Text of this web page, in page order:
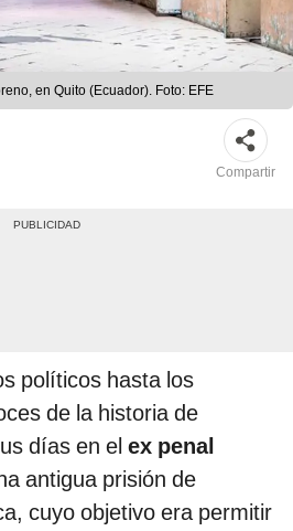
en Quito (Ecuador). Foto: EFE
Compartir
políticos hasta los
de la historia de
días en el ex penal
antigua prisión de
cuyo objetivo era permitir